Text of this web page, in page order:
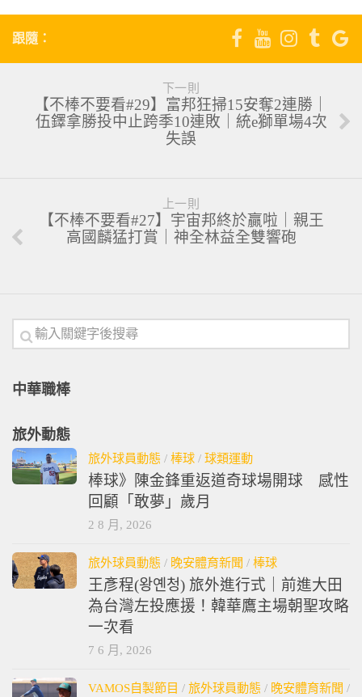
跟隨：
下一則
【不棒不要看#29】富邦狂掃15安奪2連勝｜
伍鐸拿勝投中止跨季10連敗｜統e獅單場4次
失誤
上一則
【不棒不要看#27】宇宙邦終於贏啦｜親王
高國麟猛打賞｜神全林益全雙響砲
中華職棒
旅外動態
旅外球員動態 / 棒球 / 球類運動
棒球》陳金鋒重返道奇球場開球 感性
回顧「敢夢」歲月
2 8 月, 2026
旅外球員動態 / 晚安體育新聞 / 棒球
王彥程(왕옌청) 旅外進行式｜前進大田
為台灣左投應援！韓華鷹主場朝聖攻略
一次看
7 6 月, 2026
VAMOS自製節目 / 旅外球員動態 / 晚安體育新聞 /